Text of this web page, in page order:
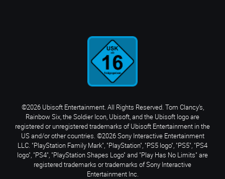
©2026 Ubisoft Entertainment. All Rights Reserved. Tom Clancy’s,
Rainbow Six, the Soldier Icon, Ubisoft, and the Ubisoft logo are
registered or unregistered trademarks of Ubisoft Entertainment in the
US and/or other countries. ©2026 Sony Interactive Entertainment
LLC. "PlayStation Family Mark", "PlayStation", "PS5 logo", "PS5", "PS4
logo", "PS4", "PlayStation Shapes Logo" and "Play Has No Limits" are
registered trademarks or trademarks of Sony Interactive
Entertainment Inc.